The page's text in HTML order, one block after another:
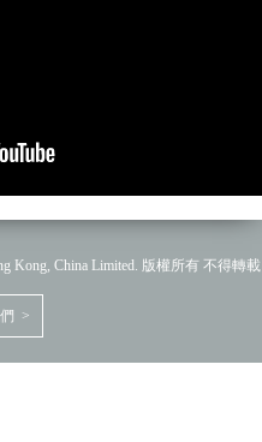
Kong, China Limited. 版權所有 不得轉載
>